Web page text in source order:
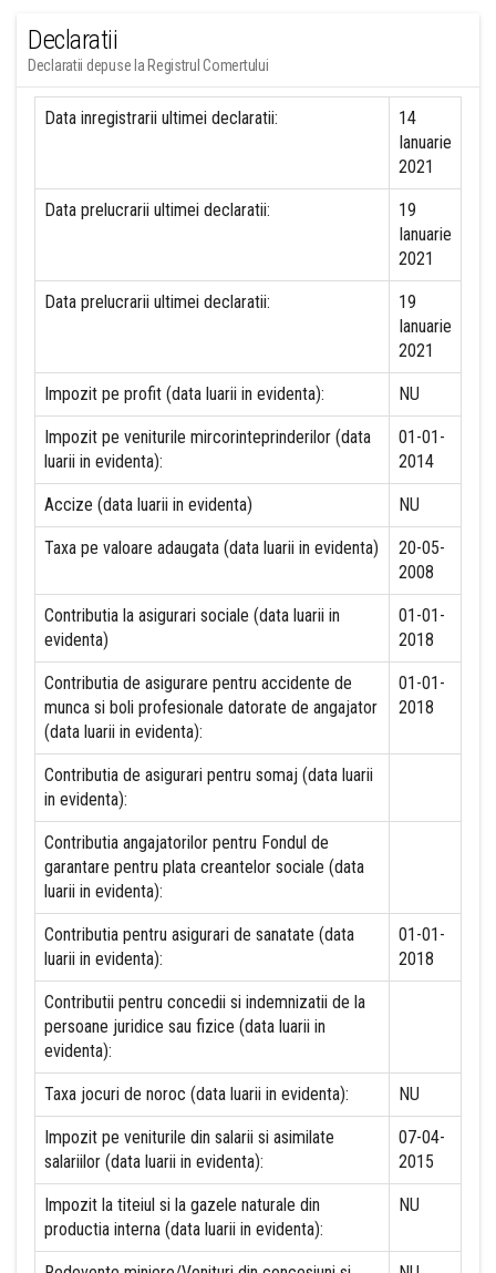
Declaratii
Declaratii depuse la Registrul Comertului
Data inregistrarii ultimei declaratii:
14
Ianuarie
2021
Data prelucrarii ultimei declaratii:
19
Ianuarie
2021
Data prelucrarii ultimei declaratii:
19
Ianuarie
2021
Impozit pe profit (data luarii in evidenta): NU
Impozit pe veniturile mircorinteprinderilor (data
luarii in evidenta):
01-01-
2014
Accize (data luarii in evidenta) NU
Taxa pe valoare adaugata (data luarii in evidenta)
20-05-
2008
Contributia la asigurari sociale (data luarii in
evidenta)
01-01-
2018
Contributia de asigurare pentru accidente de
munca si boli profesionale datorate de angajator
(data luarii in evidenta):
01-01-
2018
Contributia de asigurari pentru somaj (data luarii
in evidenta):
Contributia angajatorilor pentru Fondul de
garantare pentru plata creantelor sociale (data
luarii in evidenta):
Contributia pentru asigurari de sanatate (data
luarii in evidenta):
01-01-
2018
Contributii pentru concedii si indemnizatii de la
persoane juridice sau fizice (data luarii in
evidenta):
Taxa jocuri de noroc (data luarii in evidenta): NU
Impozit pe veniturile din salarii si asimilate
salariilor (data luarii in evidenta):
07-04-
2015
Impozit la titeiul si la gazele naturale din
productia interna (data luarii in evidenta):
NU